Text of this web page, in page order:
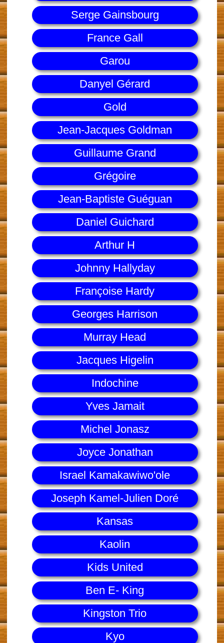
Serge Gainsbourg
France Gall
Garou
Danyel Gérard
Gold
Jean-Jacques Goldman
Guillaume Grand
Grégoire
Jean-Baptiste Guéguan
Daniel Guichard
Arthur H
Johnny Hallyday
Françoise Hardy
Georges Harrison
Murray Head
Jacques Higelin
Indochine
Yves Jamait
Michel Jonasz
Joyce Jonathan
Israel Kamakawiwo'ole
Joseph Kamel-Julien Doré
Kansas
Kaolin
Kids United
Ben E- King
Kingston Trio
Kyo